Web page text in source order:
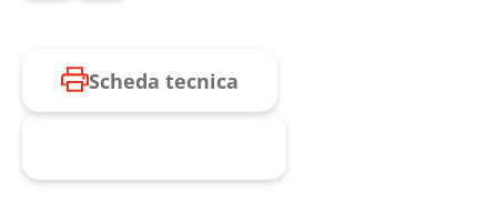
Scheda tecnica